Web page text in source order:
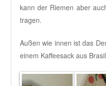
kann der Riemen aber
tragen.
Außen wie innen ist das
einem Kaffeesack aus